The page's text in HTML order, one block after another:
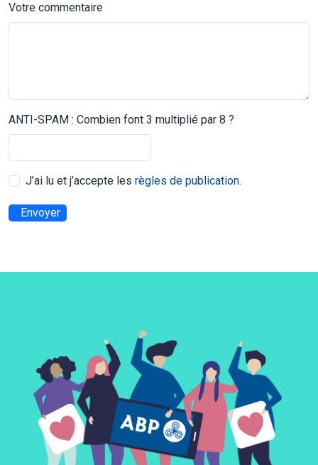
Votre commentaire
ANTI-SPAM : Combien font 3 multiplié par 8 ?
J’ai lu et j’accepte les règles de publication.
Envoyer